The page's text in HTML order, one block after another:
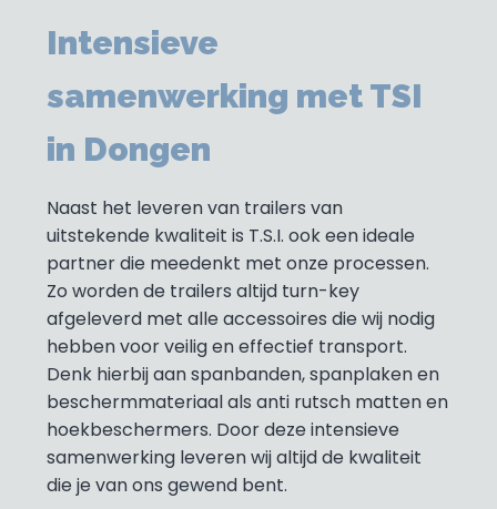
Intensieve
samenwerking met TSI
in Dongen
Naast het leveren van trailers van
uitstekende kwaliteit is T.S.I. ook een ideale
partner die meedenkt met onze processen.
Zo worden de trailers altijd turn-key
afgeleverd met alle accessoires die wij nodig
hebben voor veilig en effectief transport.
Denk hierbij aan spanbanden, spanplaken en
beschermmateriaal als anti rutsch matten en
hoekbeschermers. Door deze intensieve
samenwerking leveren wij altijd de kwaliteit
die je van ons gewend bent.